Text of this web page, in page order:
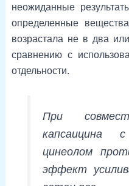
неожиданные
определенные
возрастала не в два
сравнению с
отдельности.
При
капсаицина
цинеолом
эффект